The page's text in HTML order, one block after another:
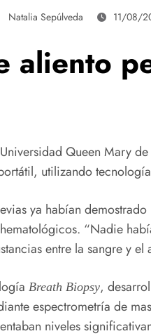
Natalia Sepúlveda 11/08/
aliento
Queen Mary
utilizando
ya habían
“Nadie
entre la sangre y
Breath Biopsy,
espectrometría de
niveles